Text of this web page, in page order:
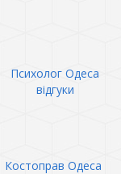
Психолог Одеса
відгуки
Костоправ Одеса